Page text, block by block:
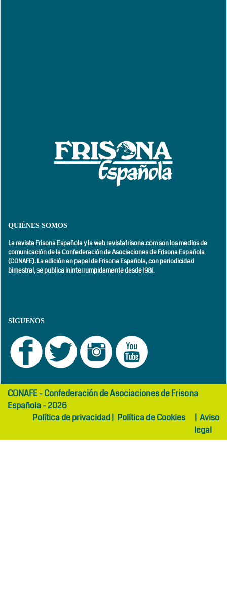
QUIÉNES SOMOS
La revista Frisona Española y la web revistafrisona.com son los medios de
comunicación de la Confederación de Asociaciones de Frisona Española
(CONAFE). La edición en papel de Frisona Española, conperiodicidad
bimestral,se publica ininterrumpidamente desde 1981.
SÍGUENOS
girls
abaya
maltepe
otelCONAFE - Confederación de Asociaciones de Frisona
Española - 2026
Política de privacidad| Política de Cookies | Aviso
legal